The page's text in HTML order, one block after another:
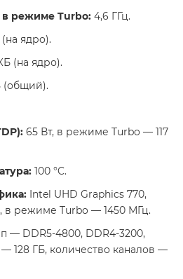
в режиме Turbo: 4,6 ГГц.
ядро).
(на ядро).
(общий).
65 Вт, в режиме Turbo — 117
100 °C.
Intel UHD Graphics 770,
в режиме Turbo — 1450 МГц.
— DDR5-4800, DDR4-3200,
128 ГБ, количество каналов —